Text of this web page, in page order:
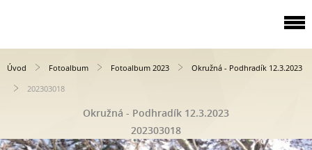
Úvod Fotoalbum Fotoalbum 2023
Okružná - Podhradík 12.3.2023
202303018
Okružná - Podhradík 12.3.2023
202303018